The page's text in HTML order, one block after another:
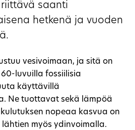
saanti
hetkenä ja vuoden
vesivoimaan, ja sitä on
luvuilla fossiilisia
käyttävillä
Ne tuottavat sekä lämpöä
nopeaa kasvua on
myös ydinvoimalla.